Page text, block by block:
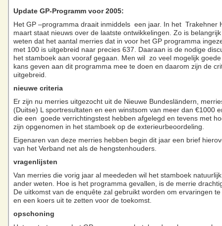
Update GP-Programm voor 2005:
Het GP –programma draait inmiddels een jaar. In het Trakehner
maart staat nieuws over de laatste ontwikkelingen. Zo is
weten dat het aantal merries dat in voor het GP programma
met 100 is uitgebreid naar precies 637. Daaraan is de nodige
het stamboek aan vooraf gegaan. Men wil zo veel mogelijk
kans geven aan dit programma mee te doen en daarom zijn de
uitgebreid.
nieuwe criteria
Er zijn nu merries uitgezocht uit de Nieuwe Bundesländern,
(Duitse) L sportresultaten en een winstsom van meer dan €1000
die een goede verrichtingstest hebben afgelegd en tevens met
zijn opgenomen in het stamboek op de exterieurbeoordeling.
Eigenaren van deze merries hebben begin dit jaar een brief
van het Verband net als de hengstenhouders.
vragenlijsten
Van merries die vorig jaar al meededen wil het stamboek
ander weten. Hoe is het programma gevallen, is de merrie
De uitkomst van de enquête zal gebruikt worden om ervaringen
en een koers uit te zetten voor de toekomst.
opschoning